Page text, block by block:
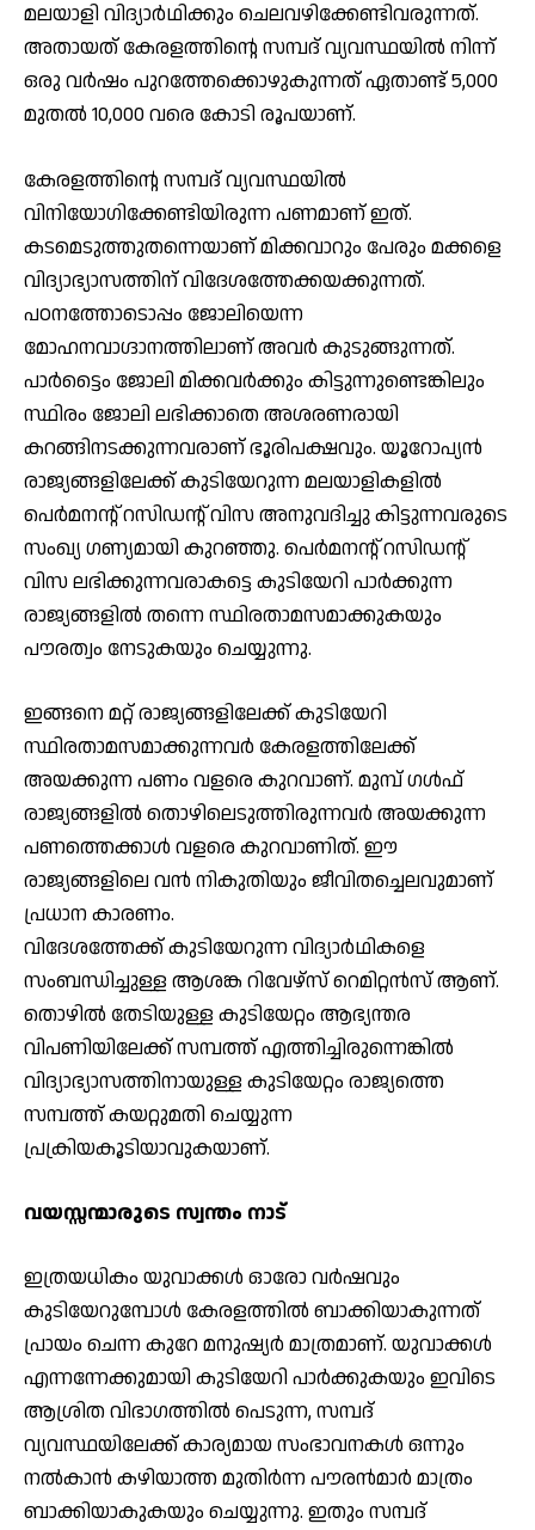
മലയാളി വിദ്യാര്‍ഥിക്കും ചെലവഴിക്കേണ്ടിവരുന്നത്.
അതായത് കേരളത്തിന്റെ സമ്പദ് വ്യവസ്ഥയില്‍ നിന്ന്
ഒരു വര്‍ഷം പുറത്തേക്കൊഴുകുന്നത് ഏതാണ്ട് 5,000
മുതല്‍ 10,000 വരെ കോടി രൂപയാണ്.
കേരളത്തിന്റെ സമ്പദ് വ്യവസ്ഥയില്‍
വിനിയോഗിക്കേണ്ടിയിരുന്ന പണമാണ് ഇത്.
കടമെടുത്തുതന്നെയാണ് മിക്കവാറും പേരും മക്കളെ
വിദ്യാഭ്യാസത്തിന് വിദേശത്തേക്കയക്കുന്നത്.
പഠനത്തോടൊപ്പം ജോലിയെന്ന
മോഹനവാഗ്ദാനത്തിലാണ് അവര്‍ കുടുങ്ങുന്നത്.
പാര്‍ട്ടൈം ജോലി മിക്കവര്‍ക്കും കിട്ടുന്നുണ്ടെങ്കിലും
സ്ഥിരം ജോലി ലഭിക്കാതെ അശരണരായി
കറങ്ങിനടക്കുന്നവരാണ് ഭൂരിപക്ഷവും. യൂറോപ്യന്‍
രാജ്യങ്ങളിലേക്ക് കുടിയേറുന്ന മലയാളികളില്‍
പെര്‍മനന്റ് റസിഡന്റ് വിസ അനുവദിച്ചു കിട്ടുന്നവരുടെ
സംഖ്യ ഗണ്യമായി കുറഞ്ഞു. പെര്‍മനന്റ് റസിഡന്റ്
വിസ ലഭിക്കുന്നവരാകട്ടെ കുടിയേറി പാര്‍ക്കുന്ന
രാജ്യങ്ങളില്‍ തന്നെ സ്ഥിരതാമസമാക്കുകയും
പൗരത്വം നേടുകയും ചെയ്യുന്നു.
ഇങ്ങനെ മറ്റ് രാജ്യങ്ങളിലേക്ക് കുടിയേറി
സ്ഥിരതാമസമാക്കുന്നവര്‍ കേരളത്തിലേക്ക്
അയക്കുന്ന പണം വളരെ കുറവാണ്. മുമ്പ് ഗള്‍ഫ്
രാജ്യങ്ങളില്‍ തൊഴിലെടുത്തിരുന്നവര്‍ അയക്കുന്ന
പണത്തെക്കാള്‍ വളരെ കുറവാണിത്. ഈ
രാജ്യങ്ങളിലെ വന്‍ നികുതിയും ജീവിതച്ചെലവുമാണ്
പ്രധാന കാരണം.
വിദേശത്തേക്ക് കുടിയേറുന്ന വിദ്യാര്‍ഥികളെ
സംബന്ധിച്ചുള്ള ആശങ്ക റിവേഴ്സ് റെമിറ്റന്‍സ് ആണ്.
തൊഴില്‍ തേടിയുള്ള കുടിയേറ്റം ആഭ്യന്തര
വിപണിയിലേക്ക് സമ്പത്ത് എത്തിച്ചിരുന്നെങ്കില്‍
വിദ്യാഭ്യാസത്തിനായുള്ള കുടിയേറ്റം രാജ്യത്തെ
സമ്പത്ത് കയറ്റുമതി ചെയ്യുന്ന
പ്രക്രിയകൂടിയാവുകയാണ്.
വയസ്സന്മാരുടെ സ്വന്തം നാട്
ഇത്രയധികം യുവാക്കള്‍ ഓരോ വര്‍ഷവും
കുടിയേറുമ്പോള്‍ കേരളത്തില്‍ ബാക്കിയാകുന്നത്
പ്രായം ചെന്ന കുറേ മനുഷ്യര്‍ മാത്രമാണ്. യുവാക്കള്‍
എന്നന്നേക്കുമായി കുടിയേറി പാര്‍ക്കുകയും ഇവിടെ
ആശ്രിത വിഭാഗത്തില്‍ പെടുന്ന, സമ്പദ്
വ്യവസ്ഥയിലേക്ക് കാര്യമായ സംഭാവനകള്‍ ഒന്നും
നല്‍കാന്‍ കഴിയാത്ത മുതിര്‍ന്ന പൗരന്‍മാര്‍ മാത്രം
ബാക്കിയാകുകയും ചെയ്യുന്നു. ഇതും സമ്പദ്